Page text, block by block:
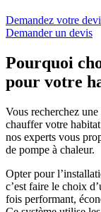
Demandez votre
Demander un devis
Pourquoi
pour votre
Vous recherchez
chauffer votre
nos experts vous
de pompe à chaleur.
Opter pour
c’est faire le choix
fois performant,